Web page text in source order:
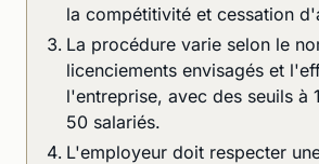
la compétitivité et cessation
La procédure varie selon le
licenciements envisagés et
l'entreprise, avec des seuils à
50 salariés.
L'employeur doit respecter